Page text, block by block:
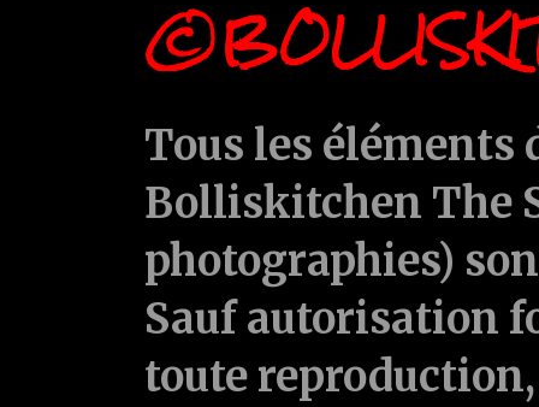
Tous les
Bolliskitchen The
photographies)
Sauf autorisation
toute